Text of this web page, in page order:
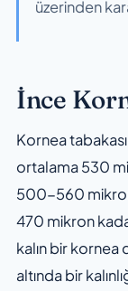
üzerinden
İnce
Kornea
ortalama 530
500-560
470 mikron
kalın bir kornea
altında bir